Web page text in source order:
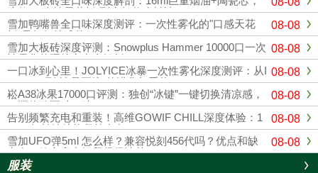
这款“一次性天花板”到底凭什么封神？
08-08
雪加鸭嘴兽全口味深度测评：一次性雾化的"口感天花
板"是如何炼成的？
08-08
雪加大板砖深度评测：Snowplus Hammer 10000口一次
性雾化的硬核实力全解析
08-08
一口冰到心里！JOLYICE冰暴一次性雾化深度测评：从I
CEMAX到"冰暴正统"的进化与重构
08-08
崧A38冰果17000口评测：独创“冰键”一键切换清凉感，
一瓶体验两种口味！
08-08
告别频繁充电和重装！高维GOWIF CHILL深度体验：1
8000超长续航能坚持多久？
08-08
雪加UFO弹5ml 怎么样？兼容悦刻456代吗？优点和缺
点在一篇文章中解释得很清楚
服装